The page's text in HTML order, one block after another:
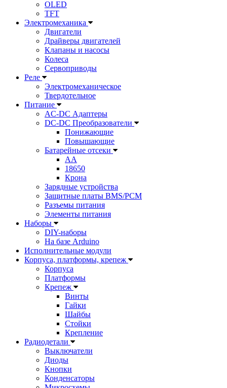
OLED
TFT
Электромеханика
Двигатели
Драйверы двигателей
Клапаны и насосы
Колеса
Сервоприводы
Реле
Электромеханическое
Твердотельное
Питание
AC-DC Адаптеры
DC-DC Преобразователи
Понижающие
Повышающие
Батарейные отсеки
AA
18650
Крона
Зарядные устройства
Защитные платы BMS/PCM
Разъемы питания
Элементы питания
Наборы
DIY-наборы
На базе Arduino
Исполнительные модули
Корпуса, платформы, крепеж
Корпуса
Платформы
Крепеж
Винты
Гайки
Шайбы
Стойки
Крепление
Радиодетали
Выключатели
Диоды
Кнопки
Конденсаторы